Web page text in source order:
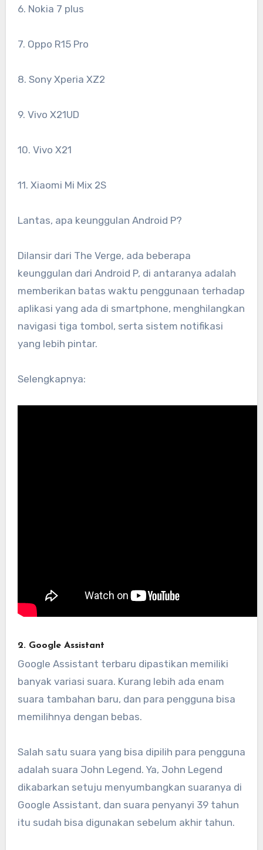
6. Nokia 7 plus
7. Oppo R15 Pro
8. Sony Xperia XZ2
9. Vivo X21UD
10. Vivo X21
11. Xiaomi Mi Mix 2S
Lantas, apa keunggulan Android P?
Dilansir dari The Verge, ada beberapa
keunggulan dari Android P, di antaranya adalah
memberikan batas waktu penggunaan terhadap
aplikasi yang ada di smartphone, menghilangkan
navigasi tiga tombol, serta sistem notifikasi
yang lebih pintar.
Selengkapnya:
2. Google Assistant
Google Assistant terbaru dipastikan memiliki
banyak variasi suara. Kurang lebih ada enam
suara tambahan baru, dan para pengguna bisa
memilihnya dengan bebas.
Salah satu suara yang bisa dipilih para pengguna
adalah suara John Legend. Ya, John Legend
dikabarkan setuju menyumbangkan suaranya di
Google Assistant, dan suara penyanyi 39 tahun
itu sudah bisa digunakan sebelum akhir tahun.